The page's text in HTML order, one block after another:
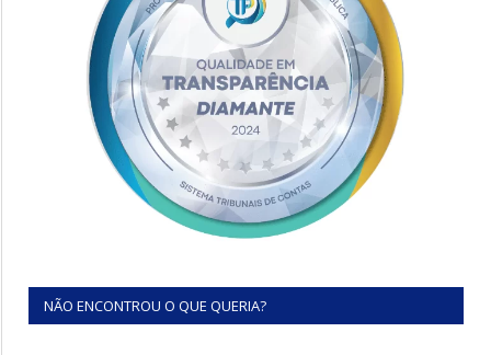
NÃO ENCONTROU O QUE QUERIA?